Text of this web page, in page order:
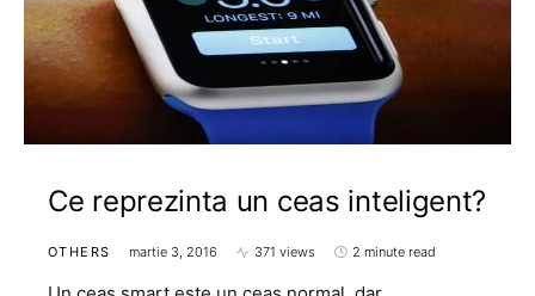
Ce reprezinta un ceas inteligent?
OTHERS martie 3, 2016 371 views 2 minute read